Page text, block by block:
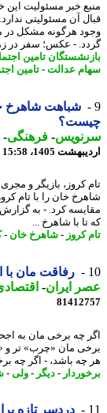
خبر مسئولیت این خبر
آن مسئولیتی ندارد.
هرگونه مشکل در
- عکس؛ سفر در زمان؛
تامین اجتماعی
عدالت-تامین
شباهت شاهرخ خان
-فرهنگی-
1405، 15:58
کروز، بازیگر و مجری
خان را با تام کروز و
کرد. - به گزارش
با شاهرخ ...
کروز- شاهرخ خان -
رفاقت مان با
ایران- اقتصادی-92 روز پیش -
چه برخی مان به اجحاف
مان «چرب» تر و
باشد، - اگر چه برخی
-دیگر -ولی -
دردسر تازه برای